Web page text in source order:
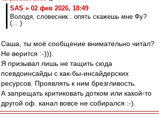
SAS » 02 фев 2026, 18:49
Володя, словесник.. опять скажешь мне Фу?
(... )
Саша, ты моё сообщение внимательно читал?
Не верится :-))).
Я призывал лишь не тащить сюда
псевдоинсайды с как-бы-инсайдерских
ресурсов. Проявлять к ним брезгливость.
А запрещать критиковать дотком или какой-то
другой оф. канал вовсе не собирался :-).